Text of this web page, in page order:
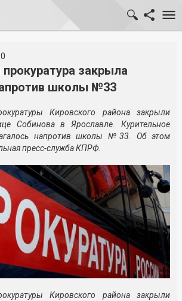
закрыла
школы №33
Кировского района закрыли
Собинова в Ярославле. Курительное
напротив школы №33. Об этом
пресс-служба КПРФ.
Кировского района закрыли